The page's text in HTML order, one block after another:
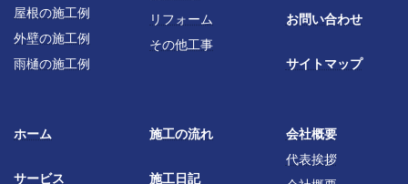
屋根の施工例
外壁の施工例
雨樋の施工例
リフォーム
その他工事
お問い合わせ
サイトマップ
ホーム
サービス
施工の流れ
施工日記
会社概要
代表挨拶